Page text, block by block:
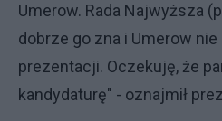
Umerow. Rada Najwyższa
dobrze go zna i Umerow
prezentacji. Oczekuję, że
kandydaturę" - oznajmił